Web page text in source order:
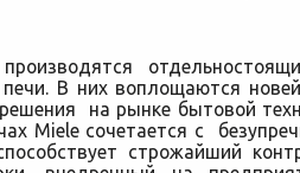
В них воплощаются
на рынке бытовой
Miele сочетается с
строжайший